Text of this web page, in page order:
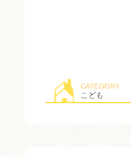
CATEGORY
こども